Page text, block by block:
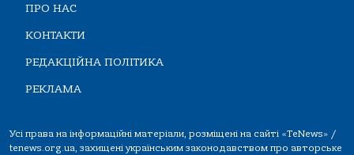
ПРО НАС
КОНТАКТИ
РЕДАКЦІЙНА ПОЛІТИКА
РЕКЛАМА
Усі права на інформаційні матеріали, розміщені на сайті «TeNews» /
tenews.org.ua, захищені українським законодавством про авторське